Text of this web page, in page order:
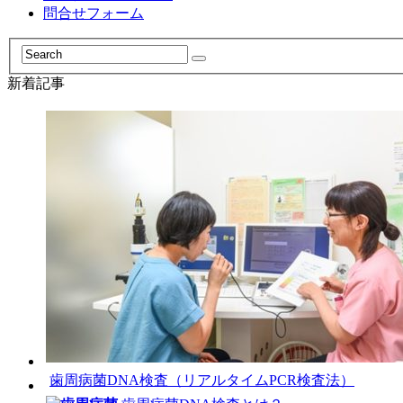
問合せフォーム
新着記事
歯周病菌DNA検査（リアルタイムPCR検査法）